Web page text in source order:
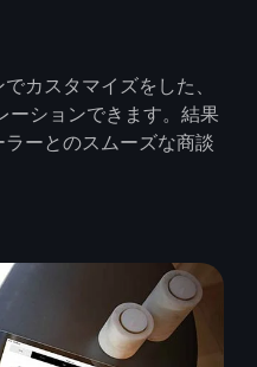
カスタマイズをした、
ーションできます。結果
ーとのスムーズな商談